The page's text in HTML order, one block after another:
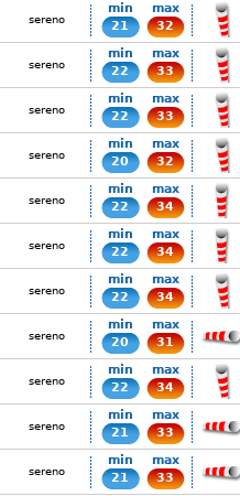
sereno
min
21
max
32
sereno
min
22
max
33
sereno
min
22
max
33
sereno
min
20
max
32
sereno
min
22
max
34
sereno
min
22
max
34
sereno
min
22
max
34
sereno
min
20
max
31
sereno
min
22
max
34
sereno
min
21
max
33
sereno
min
21
max
33